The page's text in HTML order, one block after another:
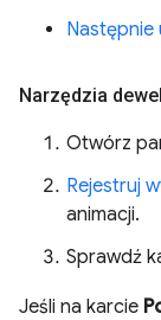
Następnie
Narzędzia
Otwórz
Rejestruj
animacji.
Sprawdź
Jeśli na karcie